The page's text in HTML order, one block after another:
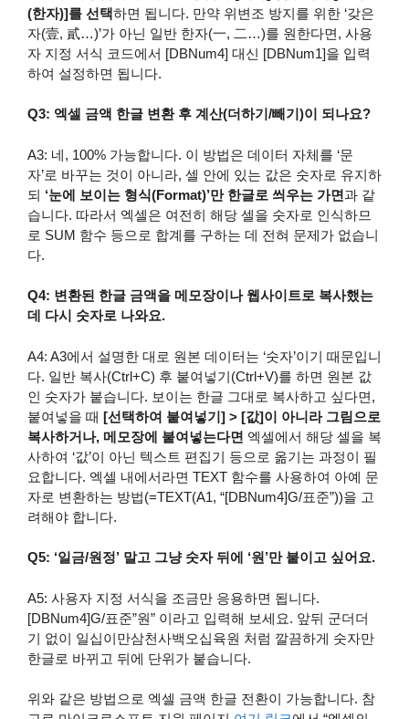
(한자)]를 선택하면 됩니다. 만약 위변조 방지를 위한 ‘갖은
자(壹, 貳…)’가 아닌 일반 한자(一, 二…)를 원한다면, 사용
자 지정 서식 코드에서 [DBNum4] 대신 [DBNum1]을 입력
하여 설정하면 됩니다.
Q3: 엑셀 금액 한글 변환 후 계산(더하기/빼기)이 되나요?
A3: 네, 100% 가능합니다. 이 방법은 데이터 자체를 ‘문
자’로 바꾸는 것이 아니라, 셀 안에 있는 값은 숫자로 유지하
되 ‘눈에 보이는 형식(Format)’만 한글로 씌우는 가면과 같
습니다. 따라서 엑셀은 여전히 해당 셀을 숫자로 인식하므
로 SUM 함수 등으로 합계를 구하는 데 전혀 문제가 없습니
다.
Q4: 변환된 한글 금액을 메모장이나 웹사이트로 복사했는
데 다시 숫자로 나와요.
A4: A3에서 설명한 대로 원본 데이터는 ‘숫자’이기 때문입니
다. 일반 복사(Ctrl+C) 후 붙여넣기(Ctrl+V)를 하면 원본 값
인 숫자가 붙습니다. 보이는 한글 그대로 복사하고 싶다면,
붙여넣을 때 [선택하여 붙여넣기] > [값]이 아니라 그림으로
복사하거나, 메모장에 붙여넣는다면 엑셀에서 해당 셀을 복
사하여 ‘값’이 아닌 텍스트 편집기 등으로 옮기는 과정이 필
요합니다. 엑셀 내에서라면 TEXT 함수를 사용하여 아예 문
자로 변환하는 방법(=TEXT(A1, “[DBNum4]G/표준”))을 고
려해야 합니다.
Q5: ‘일금/원정’ 말고 그냥 숫자 뒤에 ‘원’만 붙이고 싶어요.
A5: 사용자 지정 서식을 조금만 응용하면 됩니다.
[DBNum4]G/표준”원” 이라고 입력해 보세요. 앞뒤 군더더
기 없이 일십이만삼천사백오십육원 처럼 깔끔하게 숫자만
한글로 바뀌고 뒤에 단위가 붙습니다.
위와 같은 방법으로 엑셀 금액 한글 전환이 가능합니다. 참